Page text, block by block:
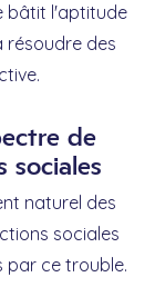
bâtit l'aptitude
résoudre des
de
sociales
naturel des
sociales
par ce trouble.